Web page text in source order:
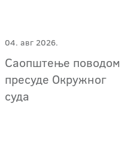
04. авг 2026.
Саопштење поводом
пресуде Окружног
суда